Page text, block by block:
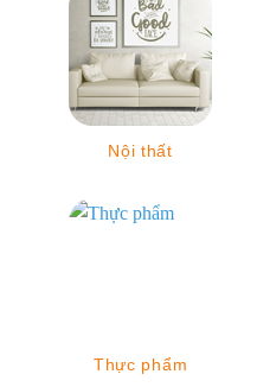
Nội thất
Thực phẩm